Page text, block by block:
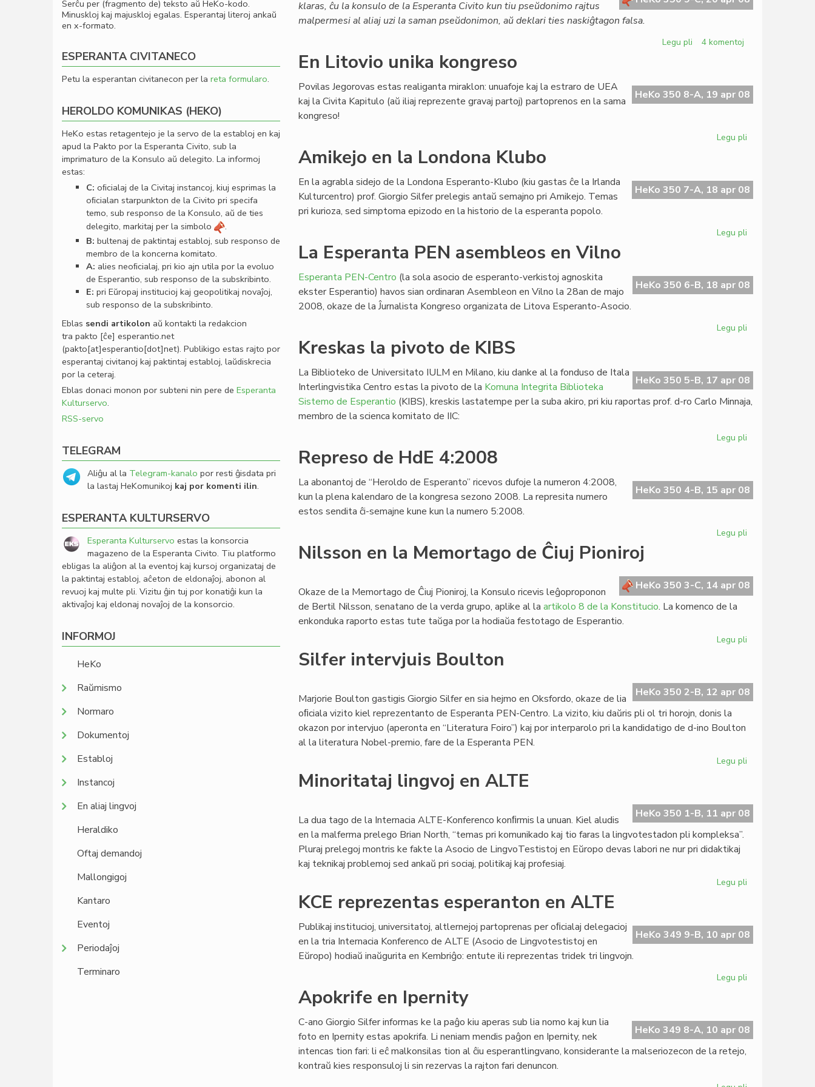
klaras, ĉu la konsulo de la Esperanta Civito kun tiu pseŭdonimo rajtus
malpermesi al aliaj uzi la saman pseŭdonimon, aŭ deklari ties naskiĝtagon falsa.
Legu pli pri
virtuala
komunumo
4 komentoj
En Litovio unika kongreso
HeKo 350 8-A, 19 apr 08
Povilas Jegorovas estas realiganta miraklon: unuafoje kaj la estraro de UEA
kaj la Civita Kapitulo (aŭ iliaj reprezente gravaj partoj) partoprenos en la sama
kongreso!
Legu pli
kongreso
Amikejo en la Londona Klubo
HeKo 350 7-A, 18 apr 08
En la agrabla sidejo de la Londona Esperanto-Klubo (kiu gastas ĉe la Irlanda
Kulturcentro) prof. Giorgio Silfer prelegis antaŭ semajno pri Amikejo. Temas
pri kurioza, sed simptoma epizodo en la historio de la esperanta popolo.
Legu pli
Londona
Klubo
La Esperanta PEN asembleos en Vilno
HeKo 350 6-B, 18 apr 08
Esperanta PEN-Centro (la sola asocio de esperanto-verkistoj agnoskita
ekster Esperantio) havos sian ordinaran Asembleon en Vilno la 28an de majo
2008, okaze de la Ĵurnalista Kongreso organizata de Litova Esperanto-Asocio.
Legu pli
asembleos
en
Vilno
Kreskas la pivoto de KIBS
HeKo 350 5-B, 17 apr 08
La Biblioteko de Universitato IULM en Milano, kiu danke al la fonduso de Itala
Interlingvistika Centro estas la pivoto de la Komuna Integrita Biblioteka
Sistemo de Esperantio (KIBS), kreskis lastatempe per la suba akiro, pri kiu raportas prof. d-ro Carlo Minnaja,
membro de la scienca komitato de IIC:
Legu pli
de
KIBS
Represo de HdE 4:2008
HeKo 350 4-B, 15 apr 08
La abonantoj de “Heroldo de Esperanto” ricevos dufoje la numeron 4:2008,
kun la plena kalendaro de la kongresa sezono 2008. La represita numero
estos sendita ĉi-semajne kune kun la numero 5:2008.
Legu pli
4:2008
Nilsson en la Memortago de Ĉiuj Pioniroj
HeKo 350 3-C, 14 apr 08
Okaze de la Memortago de Ĉiuj Pioniroj, la Konsulo ricevis leĝoproponon
de Bertil Nilsson, senatano de la verda grupo, aplike al la artikolo 8 de la Konstitucio. La komenco de la
enkonduka raporto estas tute taŭga por la hodiaŭa festotago de Esperantio.
Legu pli
Memortago
de
Silfer intervjuis Boulton
HeKo 350 2-B, 12 apr 08
Marjorie Boulton gastigis Giorgio Silfer en sia hejmo en Oksfordo, okaze de lia
oﬁciala vizito kiel reprezentanto de Esperanta PEN-Centro. La vizito, kiu daŭris pli ol tri horojn, donis la
okazon por intervjuo (aperonta en “Literatura Foiro”) kaj por interparolo pri la kandidatigo de d-ino Boulton
al la literatura Nobel-premio, fare de la Esperanta PEN.
Legu pli
Minoritataj lingvoj en ALTE
HeKo 350 1-B, 11 apr 08
La dua tago de la Internacia ALTE-Konferenco konﬁrmis la unuan. Kiel aludis
en la malferma prelego Brian North, “temas pri komunikado kaj tio faras la lingvotestadon pli kompleksa”.
Pluraj prelegoj montris ke fakte la Asocio de LingvoTestistoj en Eŭropo devas labori ne nur pri didaktikaj
kaj teknikaj problemoj sed ankaŭ pri sociaj, politikaj kaj profesiaj.
Legu pli
ALTE
KCE reprezentas esperanton en ALTE
HeKo 349 9-B, 10 apr 08
Publikaj institucioj, universitatoj, altlernejoj partoprenas per oﬁcialaj delegacioj
en la tria Internacia Konferenco de ALTE (Asocio de Lingvotestistoj en
Eŭropo) hodiaŭ inaŭgurita en Kembriĝo: entute ili reprezentas tridek tri lingvojn.
Legu pli
en
ALTE
Apokrife en Ipernity
HeKo 349 8-A, 10 apr 08
C-ano Giorgio Silfer informas ke la paĝo kiu aperas sub lia nomo kaj kun lia
foto en Ipernity estas apokrifa. Li neniam mendis paĝon en Ipernity, nek
intencas tion fari: li eĉ malkonsilas tion al ĉiu esperantlingvano, konsiderante la malseriozecon de la retejo,
kontraŭ kies responsuloj li sin rezervas la rajton fari denuncon.
Serĉu per (fragmento de) teksto aŭ HeKo-kodo.
Minuskloj kaj majuskloj egalas. Esperantaj literoj ankaŭ
en x-formato.
ESPERANTA CIVITANECO
Petu la esperantan civitanecon per la reta formularo.
HEROLDO KOMUNIKAS (HEKO)
HeKo estas retagentejo je la servo de la establoj en kaj
apud la Pakto por la Esperanta Civito, sub la
imprimaturo de la Konsulo aŭ delegito. La informoj
estas:
C: oﬁcialaj de la Civitaj instancoj, kiuj esprimas la
oﬁcialan starpunkton de la Civito pri specifa
temo, sub responso de la Konsulo, aŭ de ties
delegito, markitaj per la simbolo
.
B: bultenaj de paktintaj establoj, sub responso de
membro de la koncerna komitato.
A: alies neoﬁcialaj, pri kio ajn utila por la evoluo
de Esperantio, sub responso de la subskribinto.
E: pri Eŭropaj institucioj kaj geopolitikaj novaĵoj,
sub responso de la subskribinto.
Eblas sendi artikolon aŭ kontakti la redakcion
tra pakto [ĉe] esperantio.net
(pakto[at]esperantio[dot]net). Publikigo estas rajto por
esperantaj civitanoj kaj paktintaj establoj, laŭdiskrecia
por la ceteraj.
Eblas donaci monon por subteni nin pere de Esperanta
Kulturservo.
RSS-servo
TELEGRAM
Aliĝu al la Telegram-kanalo por resti ĝisdata pri
la lastaj HeKomunikoj kaj por komenti ilin.
ESPERANTA KULTURSERVO
Esperanta Kulturservo estas la konsorcia
magazeno de la Esperanta Civito. Tiu platformo
ebligas la aliĝon al la eventoj kaj kursoj organizataj de
la paktintaj establoj, aĉeton de eldonaĵoj, abonon al
revuoj kaj multe pli. Vizitu ĝin tuj por konatiĝi kun la
aktivaĵoj kaj eldonaj novaĵoj de la konsorcio.
INFORMOJ
HeKo
Raŭmismo
Normaro
Dokumentoj
Establoj
Instancoj
En aliaj lingvoj
Heraldiko
Oftaj demandoj
Mallongigoj
Kantaro
Eventoj
Periodaĵoj
Terminaro